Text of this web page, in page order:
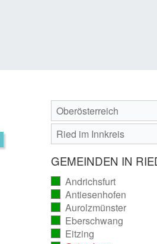
GEMEINDEN IN
Andrichsfurt
ausgezählt)
Antiesenhofen
ausgezählt)
Aurolzmünster
ausgezählt)
Eberschwang
ausgezählt)
Eitzing